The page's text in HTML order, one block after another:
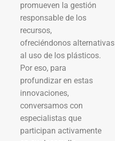
promueven la gestión
responsable de los
recursos,
ofreciéndonos alternativas
al uso de los plásticos.
Por eso, para
profundizar en estas
innovaciones,
conversamos con
especialistas que
participan activamente